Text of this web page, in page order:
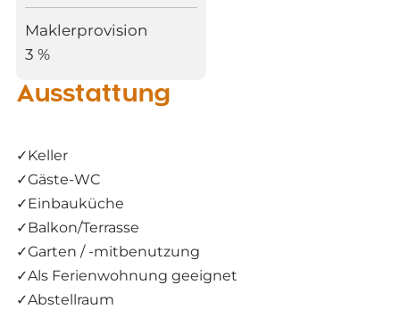
Maklerprovision
3 %
Ausstattung
✓Keller
✓Gäste-WC
✓Einbauküche
✓Balkon/Terrasse
✓Garten / -mitbenutzung
✓Als Ferienwohnung geeignet
✓Abstellraum